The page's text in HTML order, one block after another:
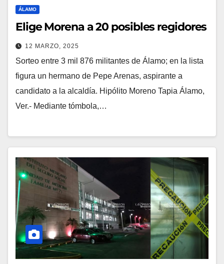
ÁLAMO
Elige Morena a 20 posibles regidores
12 MARZO, 2025
Sorteo entre 3 mil 876 militantes de Álamo; en la lista
figura un hermano de Pepe Arenas, aspirante a
candidato a la alcaldía. Hipólito Moreno Tapia Álamo,
Ver.- Mediante tómbola,…